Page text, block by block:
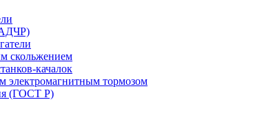
скольжением
качалок
электромагнитным тормозом
(ГОСТ Р)